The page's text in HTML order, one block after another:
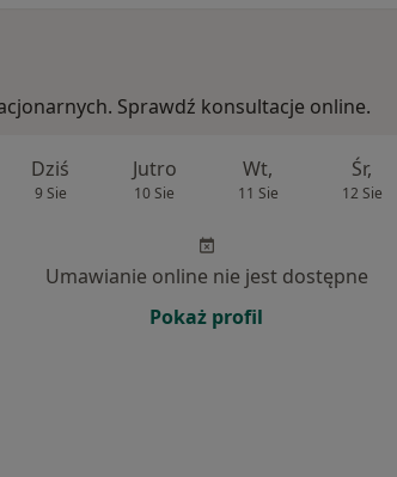
Sprawdź konsultacje online.
Dziś
9 Sie
Jutro
10 Sie
Wt,
11 Sie
Śr,
12 Sie
Umawianie online nie jest dostępne
Pokaż profil